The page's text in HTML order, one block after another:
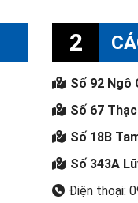
2
Số 92 Ngô
Số 67
Số 18B
Số 343A
Điện thoại: